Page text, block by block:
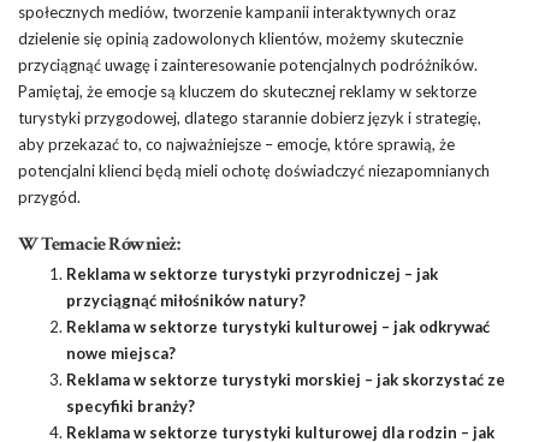
społecznych mediów, tworzenie kampanii interaktywnych oraz
dzielenie się opinią zadowolonych klientów, możemy skutecznie
przyciągnąć uwagę i zainteresowanie potencjalnych podróżników.
Pamiętaj, że emocje są kluczem do skutecznej reklamy w sektorze
turystyki przygodowej, dlatego starannie dobierz język i strategię,
aby przekazać to, co najważniejsze – emocje, które sprawią, że
potencjalni klienci będą mieli ochotę doświadczyć niezapomnianych
przygód.
W Temacie Również:
Reklama w sektorze turystyki przyrodniczej – jak
przyciągnąć miłośników natury?
Reklama w sektorze turystyki kulturowej – jak odkrywać
nowe miejsca?
Reklama w sektorze turystyki morskiej – jak skorzystać ze
specyfiki branży?
Reklama w sektorze turystyki kulturowej dla rodzin – jak